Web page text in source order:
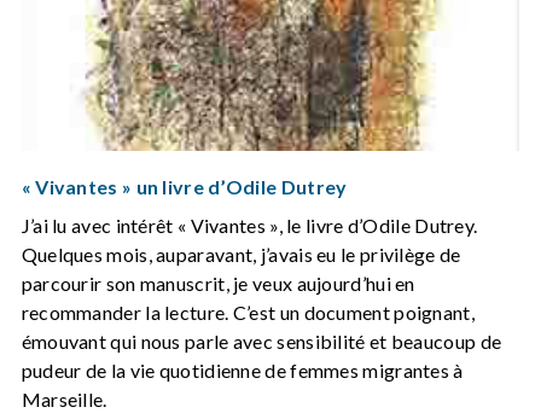
« Vivantes » un livre d’Odile Dutrey
J’ai lu avec intérêt « Vivantes », le livre d’Odile Dutrey.
Quelques mois, auparavant, j’avais eu le privilège de
parcourir son manuscrit, je veux aujourd’hui en
recommander la lecture. C’est un document poignant,
émouvant qui nous parle avec sensibilité et beaucoup de
pudeur de la vie quotidienne de femmes migrantes à
Marseille.